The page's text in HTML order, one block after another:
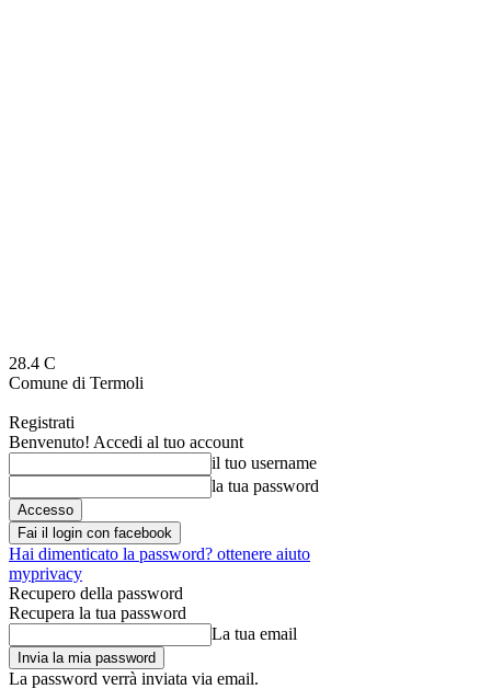
28.4 C
Comune di Termoli
Registrati
Benvenuto! Accedi al tuo account
il tuo username
la tua password
Fai il login con facebook
Hai dimenticato la password? ottenere aiuto
myprivacy
Recupero della password
Recupera la tua password
La tua email
La password verrà inviata via email.